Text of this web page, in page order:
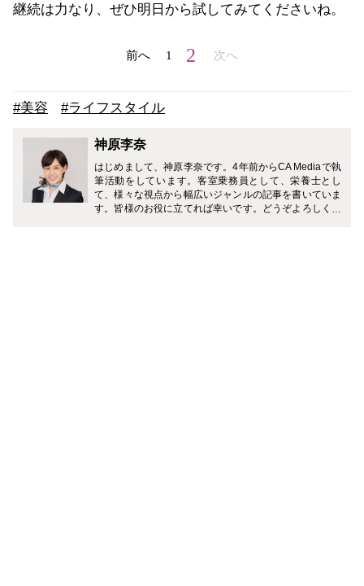
継続は力なり、ぜひ明日から試してみてくださいね。
前へ 1 2 次へ
#美容 #ライフスタイル
神原李奈
はじめまして、神原李奈です。4年前からCA Mediaで執
筆活動をしています。客室乗務員として、栄養士とし
て、様々な視点から幅広いジャンルの記事を書いていま
す。皆様のお役に立てれば幸いです。どうぞよろしくお